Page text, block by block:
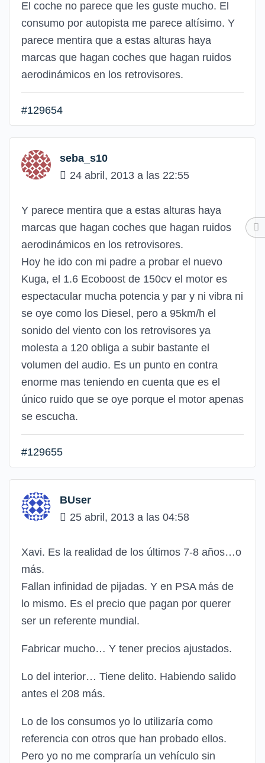
El coche no parece que les guste mucho. El
consumo por autopista me parece altísimo. Y
parece mentira que a estas alturas haya
marcas que hagan coches que hagan ruidos
aerodinámicos en los retrovisores.
#129654
seba_s10
24 abril, 2013 a las 22:55
Y parece mentira que a estas alturas haya
marcas que hagan coches que hagan ruidos
aerodinámicos en los retrovisores.
Hoy he ido con mi padre a probar el nuevo
Kuga, el 1.6 Ecoboost de 150cv el motor es
espectacular mucha potencia y par y ni vibra ni
se oye como los Diesel, pero a 95km/h el
sonido del viento con los retrovisores ya
molesta a 120 obliga a subir bastante el
volumen del audio. Es un punto en contra
enorme mas teniendo en cuenta que es el
único ruido que se oye porque el motor apenas
se escucha.
#129655
BUser
25 abril, 2013 a las 04:58
Xavi. Es la realidad de los últimos 7-8 años…o
más.
Fallan infinidad de pijadas. Y en PSA más de
lo mismo. Es el precio que pagan por querer
ser un referente mundial.
Fabricar mucho… Y tener precios ajustados.
Lo del interior… Tiene delito. Habiendo salido
antes el 208 más.
Lo de los consumos yo lo utilizaría como
referencia con otros que han probado ellos.
Pero yo no me compraría un vehículo sin